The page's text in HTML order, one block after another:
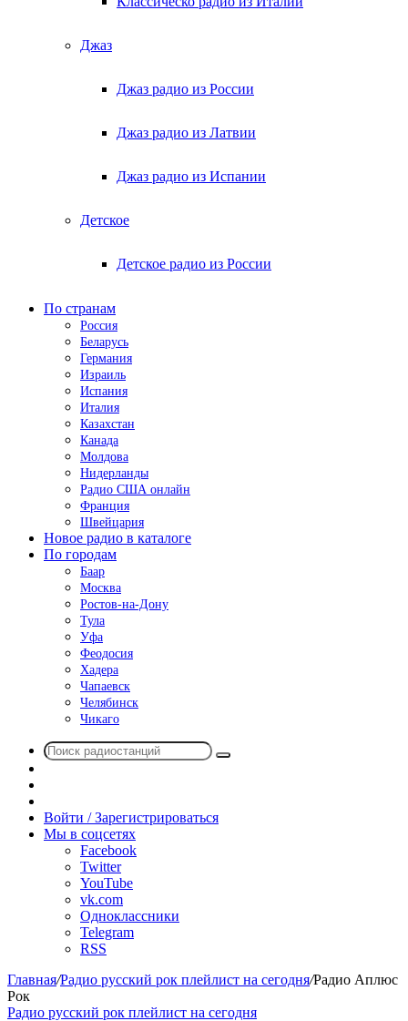
Джаз
Джаз радио из России
Джаз радио из Латвии
Джаз радио из Испании
Детское
Детское радио из России
По странам
Россия
Беларусь
Германия
Израиль
Испания
Италия
Казахстан
Канада
Молдова
Нидерланды
Радио США онлайн
Франция
Швейцария
Новое радио в каталоге
По городам
Баар
Москва
Ростов-на-Дону
Тула
Уфа
Феодосия
Хадера
Чапаевск
Челябинск
Чикаго
Поиск
радио
Войти / Зарегистрироваться
Мы в соцсетях
Facebook
Twitter
YouTube
vk.com
Одноклассники
Telegram
RSS
Главная/Радио русский рок плейлист на сегодня/Радио Аплюс
Рок
Радио русский рок плейлист на сегодня